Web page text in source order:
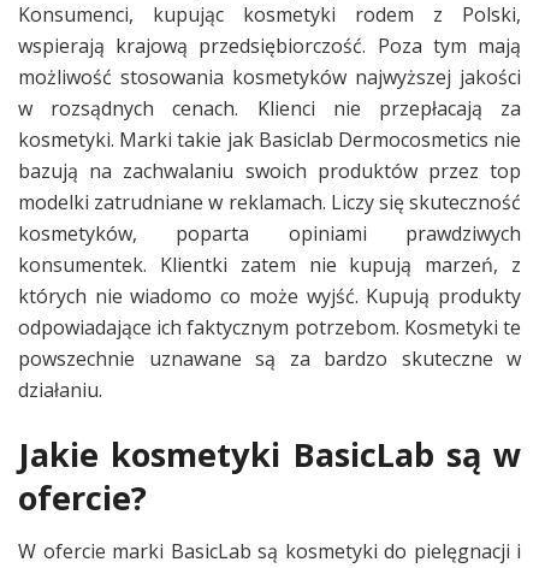
Konsumenci, kupując kosmetyki rodem z Polski,
wspierają krajową przedsiębiorczość. Poza tym mają
możliwość stosowania kosmetyków najwyższej jakości
w rozsądnych cenach. Klienci nie przepłacają za
kosmetyki. Marki takie jak Basiclab Dermocosmetics nie
bazują na zachwalaniu swoich produktów przez top
modelki zatrudniane w reklamach. Liczy się skuteczność
kosmetyków, poparta opiniami prawdziwych
konsumentek. Klientki zatem nie kupują marzeń, z
których nie wiadomo co może wyjść. Kupują produkty
odpowiadające ich faktycznym potrzebom. Kosmetyki te
powszechnie uznawane są za bardzo skuteczne w
działaniu.
Jakie kosmetyki BasicLab są w
ofercie?
W ofercie marki BasicLab są kosmetyki do pielęgnacji i